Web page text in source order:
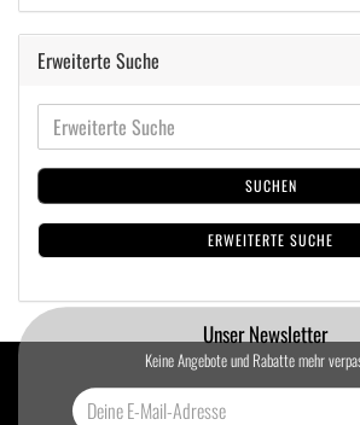
Erweiterte Suche
SUCHEN
ERWEITERTE SUCHE
Unser Newsletter
Keine Angebote und Rabatte mehr